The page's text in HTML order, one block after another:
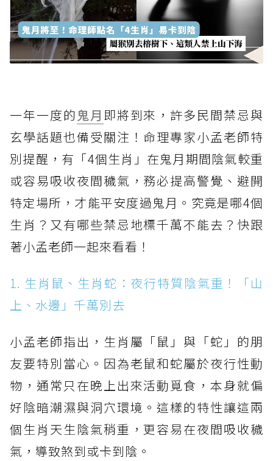
一年一度的鬼月 即將到來，許多民間禁忌與
玄學話題也備受關注！命理專家小孟老師特
別提醒，有「4個生肖」在鬼月期間陰氣較重
或容易吸收夜間穢氣，務必提高警覺、避開
特定場所，才能平安度過鬼月。究竟是哪4個
生肖？又有哪些禁忌地標千萬不能去？快跟
著小孟老師一起來看看！
1. 生肖鼠、生肖蛇：夜行特質陰氣重！「山
上、水邊」千萬別去
小孟老師指出，生肖屬「鼠」與「蛇」的朋
友要特別當心。因為老鼠和蛇屬於夜行性動
物，通常只在晚上出來活動覓食，本身就偏
好陰暗潮濕與洞穴環境。這樣的特性讓這兩
個生肖天生陰氣稍重，更容易在夜間吸收穢
氣，導致煞到或卡到陰。